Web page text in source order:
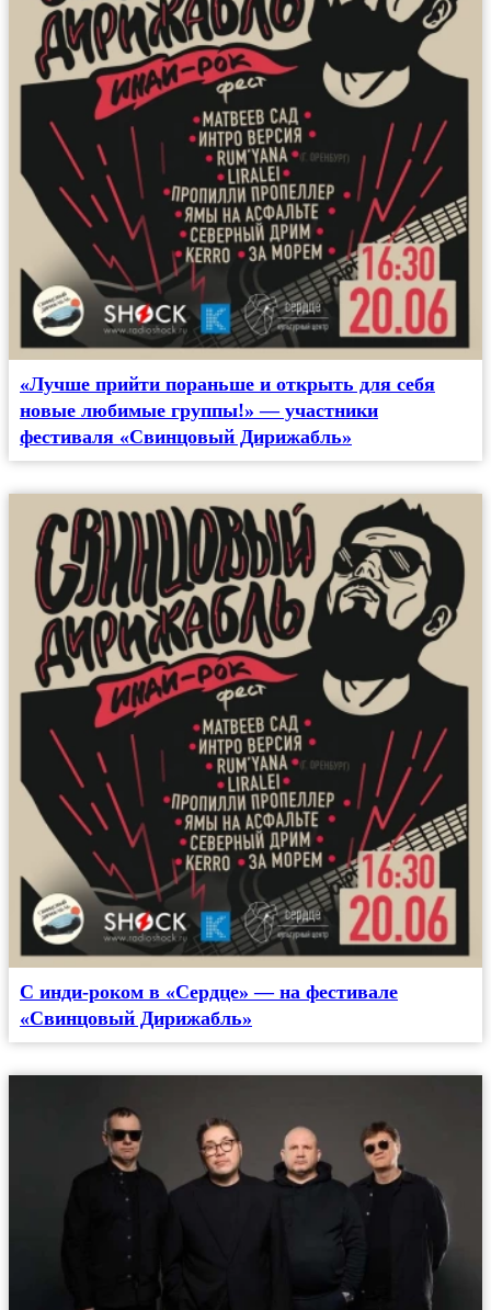
«Лучше прийти пораньше и открыть для себя
новые любимые группы!» — участники
фестиваля «Свинцовый Дирижабль»
С инди-роком в «Сердце» — на фестивале
«Свинцовый Дирижабль»